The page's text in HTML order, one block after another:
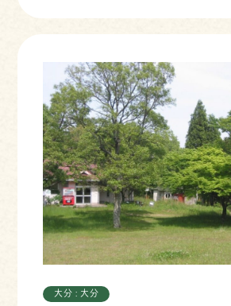
大分 : 大分